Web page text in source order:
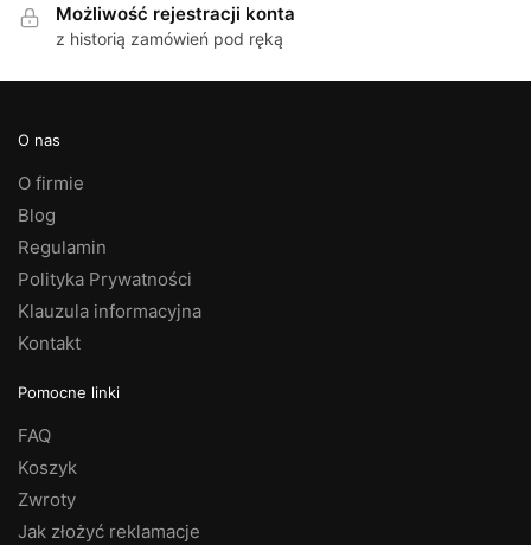
Możliwość rejestracji konta
z historią zamówień pod ręką
O nas
O firmie
Blog
Regulamin
Polityka Prywatności
Klauzula informacyjna
Kontakt
Pomocne linki
FAQ
Koszyk
Zwroty
Jak złożyć reklamacje